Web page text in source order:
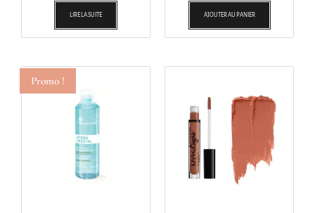
LIRE LA SUITE AJOUTER AU PANIER
Promo !